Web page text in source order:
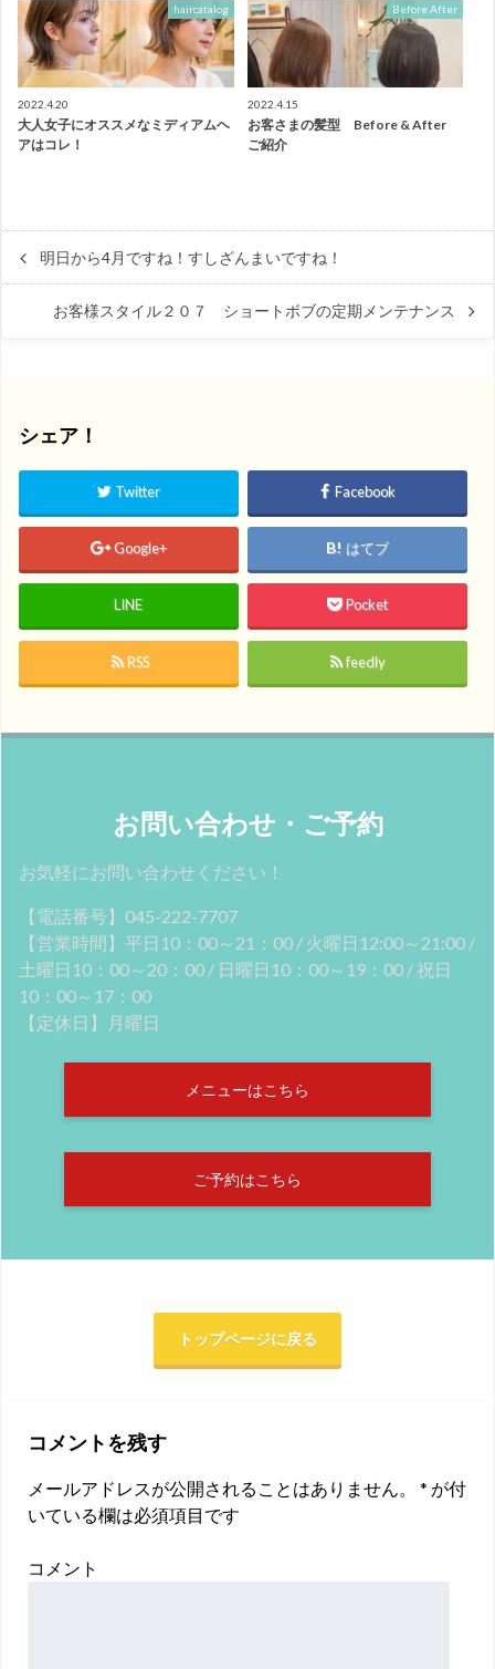
haircatalog
2022.4.20
大人女子にオススメなミディアムヘ
アはコレ！
Before After
2022.4.15
お客さまの髪型 Before & After
ご紹介
明日から4月ですね！すしざんまいですね！
お客様スタイル２０７ ショートボブの定期メンテナンス
シェア！
Twitter Facebook
Google+ はてブ
LINE Pocket
RSS feedly
お問い合わせ・ご予約
お気軽にお問い合わせください！
【電話番号】045-222-7707
【営業時間】平日10：00～21：00 / 火曜日12:00～21:00 /
土曜日10：00～20：00 / 日曜日10：00～19：00 / 祝日
10：00～17：00
【定休日】月曜日
メニューはこちら
ご予約はこちら
トップページに戻る
コメントを残す
メールアドレスが公開されることはありません。 * が付
いている欄は必須項目です
コメント